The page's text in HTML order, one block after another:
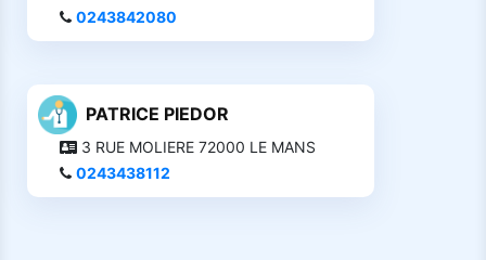
0243842080
PATRICE PIEDOR
3 RUE MOLIERE 72000 LE MANS
0243438112